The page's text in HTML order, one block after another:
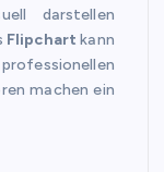
darstellen
Flipchart kann
machen ein